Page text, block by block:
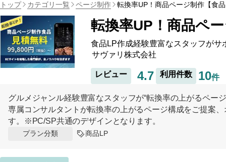
トップ カテゴリ一覧 ページ制作 転換率UP！商品ページ制作【食
転換率UP！商品ペ
食品LP作成経験豊富なスタッフがサ
サヴァリ株式会社
レビュー 4.7 利用件数 10件
グルメジャンル経験豊富なスタッフが“転換率の上がるペー
専属コンサルタントが転換率の上がるページ構成をご提案
す。※PC/SP共通のデザインとなります。
プラン分類 商品LP